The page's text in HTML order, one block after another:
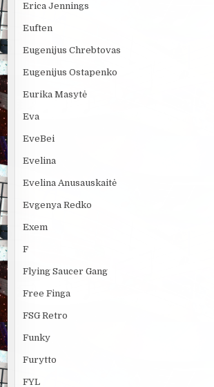
Erica Jennings
Euften
Eugenijus Chrebtovas
Eugenijus Ostapenko
Eurika Masytė
Eva
EveBei
Evelina
Evelina Anusauskaitė
Evgenya Redko
Exem
F
Flying Saucer Gang
Free Finga
FSG Retro
Funky
Furytto
FYL